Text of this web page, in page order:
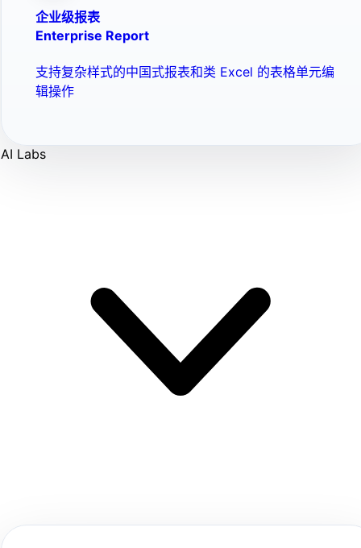
企业级报表
Enterprise Report
支持复杂样式的中国式报表和类 Excel 的表格单元编
辑操作
AI Labs